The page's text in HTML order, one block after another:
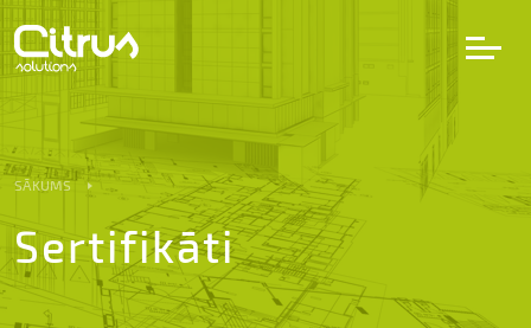
Pakalpojumi
Projekti
SĀKUMS
Sertifikāti